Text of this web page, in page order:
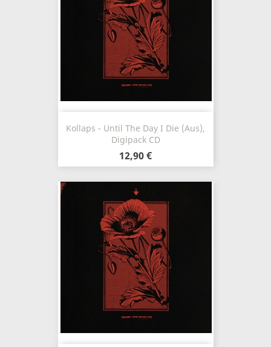
Kollaps - Until The Day I Die (Aus),
Digipack CD
12,90 €